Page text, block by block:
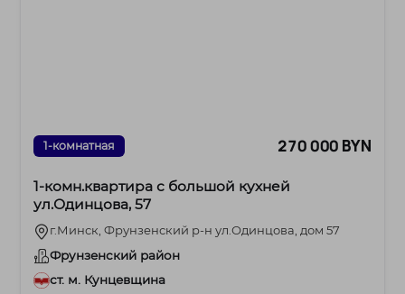
1-комнатная 270 000 BYN
1-комн.квартира с большой кухней
ул.Одинцова, 57
г.Минск, Фрунзенский р-н ул.Одинцова, дом 57
Фрунзенский район
ст. м. Кунцевщина